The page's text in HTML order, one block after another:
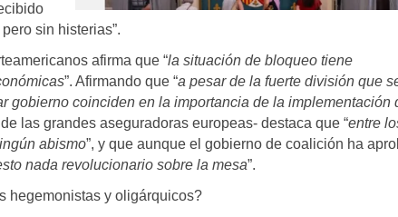
sin histerias”.
afirma que “la situación de bloqueo tiene
”. Afirmando que “a pesar de la fuerte división que
gobierno coinciden en la importancia de la implementación
las grandes aseguradoras europeas- destaca que “entre
abismo”, y que aunque el gobierno de coalición ha
nada revolucionario sobre la mesa”.
hegemonistas y oligárquicos?